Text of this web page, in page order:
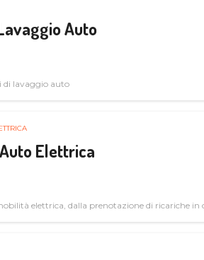
Auto
di lavaggio auto
Elettrica
elettrica, dalla prenotazione di ricariche in